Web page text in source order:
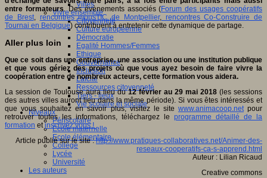
Villes
Vivre ensemble
Citoyenneté
Culture européenne
Démocratie
Egalité Hommes/Femmes
Ethique
Gouvernance
Inclusion
Laïcité
Ressources citoyenneté
Tiers - lieux
Vie scolaire et sociale
Niveaux
Périscolaire
Ecole maternelle
Ecole élémentaire
Collège
Lycée
Université
Les auteurs
entre formateurs. Des évènements associés (Forum des usages coopératifs
de Brest, rencontres mousTIC de Montpellier,rencontres Co-Construire de
Tournai en Belgique) contribuent à entretenir cette dynamique de partage.
Aller plus loin
Que ce soit dans une entreprise, une association ou une institution publique
et que vous gériez des projets où que vous ayez besoin de faire vivre la
coopération entre de nombreux acteurs, cette formation vous aidera.
La session de Toulouse aura lieu du12 février au 29 mai 2018 (les sessions
des autres villes auront lieu dans la même période). Si vous êtes intéressés et
que vous souhaitez en savoir plus, visitez le site www.animacoop.netpour
retrouver toutes les informations, téléchargez le programme détaillé de la
formation etinscrivez vous !
Article publié sur le site :http://www.pratiques-collaboratives.net/Animer-des-
reseaux-cooperatifs-ca-s-apprend.html
Auteur : Lilian Ricaud
Creative commons